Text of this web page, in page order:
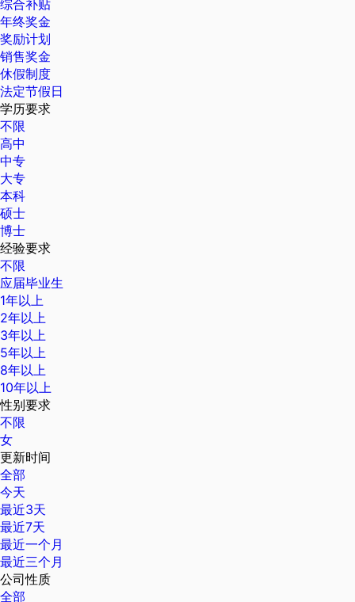
综合补贴
年终奖金
奖励计划
销售奖金
休假制度
法定节假日
学历要求
不限
高中
中专
大专
本科
硕士
博士
经验要求
不限
应届毕业生
1年以上
2年以上
3年以上
5年以上
8年以上
10年以上
性别要求
不限
女
更新时间
全部
今天
最近3天
最近7天
最近一个月
最近三个月
公司性质
全部